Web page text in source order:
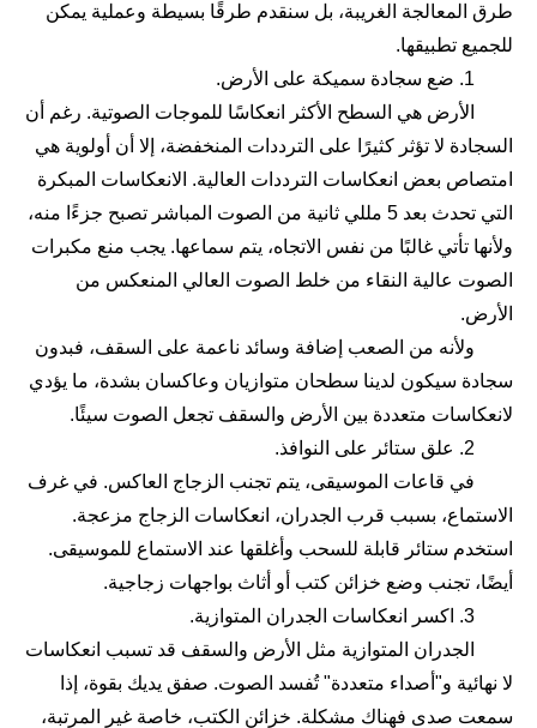
طرق المعالجة الغريبة، بل سنقدم طرقًا بسيطة وعملية يمكن
للجميع تطبيقها.
الأرض هي السطح الأكثر انعكاسًا للموجات الصوتية. رغم أن
السجادة لا تؤثر كثيرًا على الترددات المنخفضة، إلا أن أولوية هي
امتصاص بعض انعكاسات الترددات العالية. الانعكاسات المبكرة
التي تحدث بعد 5 مللي ثانية من الصوت المباشر تصبح جزءًا منه،
ولأنها تأتي غالبًا من نفس الاتجاه، يتم سماعها. يجب منع مكبرات
الصوت عالية النقاء من خلط الصوت العالي المنعكس من
الأرض.
ولأنه من الصعب إضافة وسائد ناعمة على السقف، فبدون
سجادة سيكون لدينا سطحان متوازيان وعاكسان بشدة، ما يؤدي
لانعكاسات متعددة بين الأرض والسقف تجعل الصوت سيئًا.
في قاعات الموسيقى، يتم تجنب الزجاج العاكس. في غرف
الاستماع، بسبب قرب الجدران، انعكاسات الزجاج مزعجة.
استخدم ستائر قابلة للسحب وأغلقها عند الاستماع للموسيقى.
أيضًا، تجنب وضع خزائن كتب أو أثاث بواجهات زجاجية.
الجدران المتوازية مثل الأرض والسقف قد تسبب انعكاسات
لا نهائية و"أصداء متعددة" تُفسد الصوت. صفق يديك بقوة، إذا
سمعت صدى فهناك مشكلة. خزائن الكتب، خاصة غير المرتبة،